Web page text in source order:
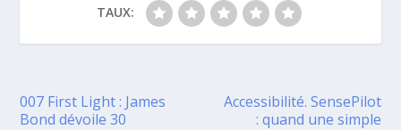
TAUX:
007 First Light : James
Bond dévoile 30
Accessibilité. SensePilot
: quand une simple